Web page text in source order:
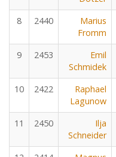
8 2440
Marius
Fromm
9 2453
Emil
Schmidek
10 2422
Raphael
Lagunow
11 2450
Ilja
Schneider